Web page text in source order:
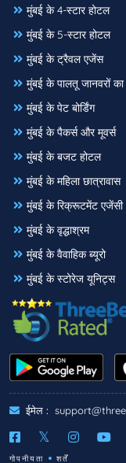
मुंबई के 4-स्टार होटल
मुंबई के 5-स्टार होटल
मुंबई के ट्रैवल एजेंस
मुंबई के पालतू जानवरों
मुंबई के पेट बोर्डिंग
मुंबई के पैकर्स और मूवर्स
मुंबई के बजट होटल
मुंबई के महिला छात्रावास
मुंबई के रिक्रूटमेंट एजेंसी
मुंबई के वृद्धाश्रम
मुंबई के वैवाहिक ब्यूरो
मुंबई के स्टोरेज यूनिट्स
ईमेल :
गोपनीयता शर्तें